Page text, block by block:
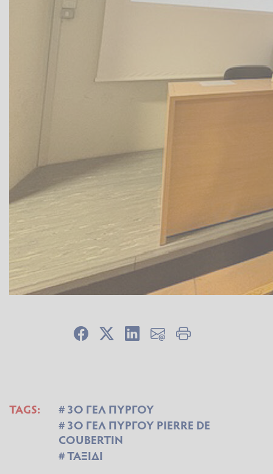
TAGS:
3Ο ΓΕΛ ΠΥΡΓΟΥ
3Ο ΓΕΛ ΠΥΡΓΟΥ PIERRE DE
COUBERTIN
ΤΑΞΙΔΙ